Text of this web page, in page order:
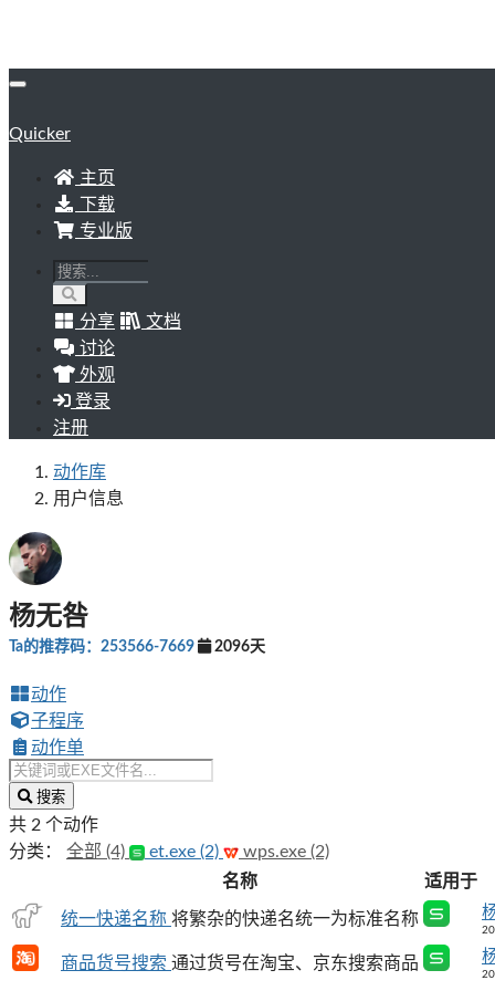
Quicker
主页
下载
专业版
分享
文档
讨论
外观
登录
注册
动作库
用户信息
杨无咎
Ta的推荐码：253566-7669 2096天
动作
子程序
动作单
搜索
共 2 个动作
分类：
全部 (4) et.exe (2)
wps.exe (2)
名称
适用于
统一快递名称 将繁杂的快递名统一为标准名称
商品货号搜索 通过货号在淘宝、京东搜索商品